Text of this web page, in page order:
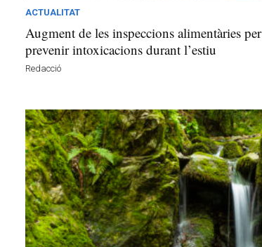
ACTUALITAT
Augment de les inspeccions alimentàries per
prevenir intoxicacions durant l’estiu
Redacció